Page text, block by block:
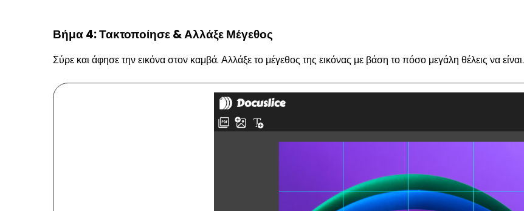
Βήμα 4: Τακτοποίησε & Αλλάξε Μέγεθος
Σύρε και άφησε την εικόνα στον καμβά. Αλλάξε το μέγεθος της εικόνας με βάση το πόσο μεγάλη θέλεις να είναι.